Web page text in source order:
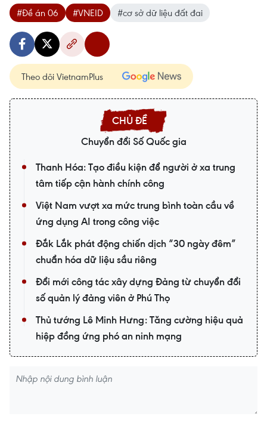
#Đề án 06 #VNEID #cơ sở dữ liệu đất đai
Theo dõi VietnamPlus
Chuyển đổi Số Quốc gia
Thanh Hóa: Tạo điều kiện để người ở xa trung
tâm tiếp cận hành chính công
Việt Nam vượt xa mức trung bình toàn cầu về
ứng dụng AI trong công việc
Đắk Lắk phát động chiến dịch “30 ngày đêm”
chuẩn hóa dữ liệu sầu riêng
Đổi mới công tác xây dựng Đảng từ chuyển đổi
số quản lý đảng viên ở Phú Thọ
Thủ tướng Lê Minh Hưng: Tăng cường hiệu quả
hiệp đồng ứng phó an ninh mạng